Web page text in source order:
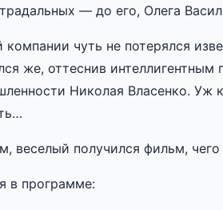
— до его, Олега
компании чуть не потерялся
же, оттеснив
Николая Власенко. Уж
веселый получился фильм,
в программе: